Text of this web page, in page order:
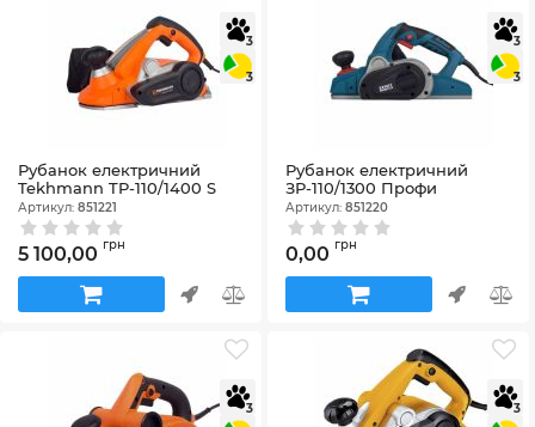
3
3
Рубанок електричний
Tekhmann TP-110/1400 S
Артикул: 851221
5 100,00 грн
3
3
Рубанок електричний
ЗР-110/1300 Профи
Артикул: 851220
0,00 грн
3 3